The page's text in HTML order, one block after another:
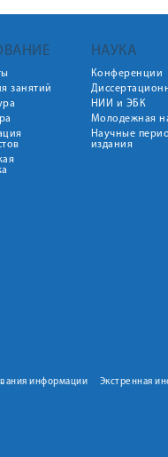
занятий
НАУКА
Конференции
НИИ и ЭБК
Молодежная
Научные
издания
информации Экстренная